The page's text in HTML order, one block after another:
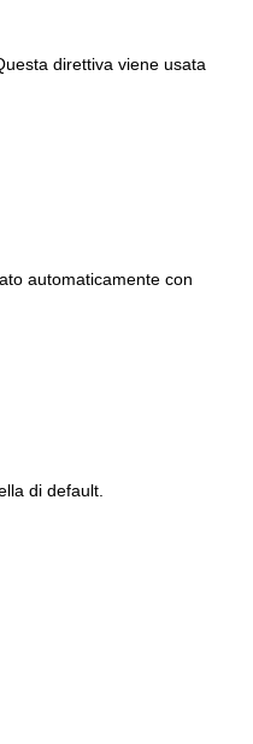
direttiva viene usata
automaticamente con
di default.